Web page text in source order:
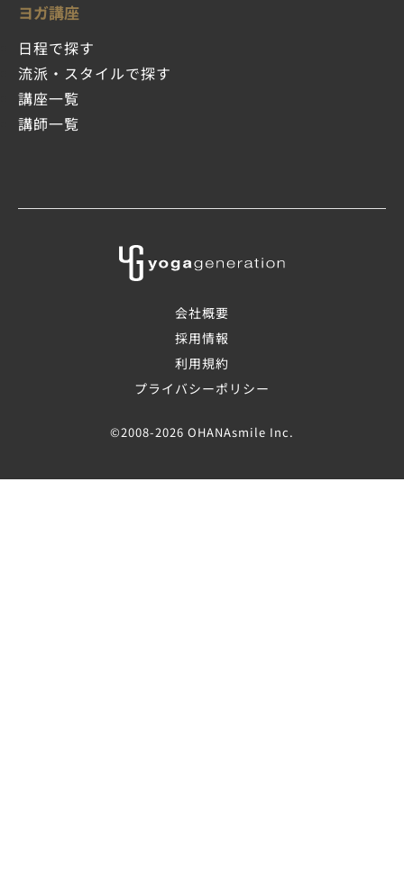
ヨガ講座
日程で探す
流派・スタイルで探す
講座一覧
講師一覧
会社概要
採用情報
利用規約
プライバシーポリシー
©2008-2026 OHANAsmile Inc.